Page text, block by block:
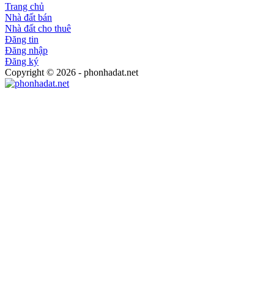
Trang chủ
Nhà đất bán
Nhà đất cho thuê
Đăng tin
Đăng nhập
Đăng ký
Copyright © 2026 - phonhadat.net